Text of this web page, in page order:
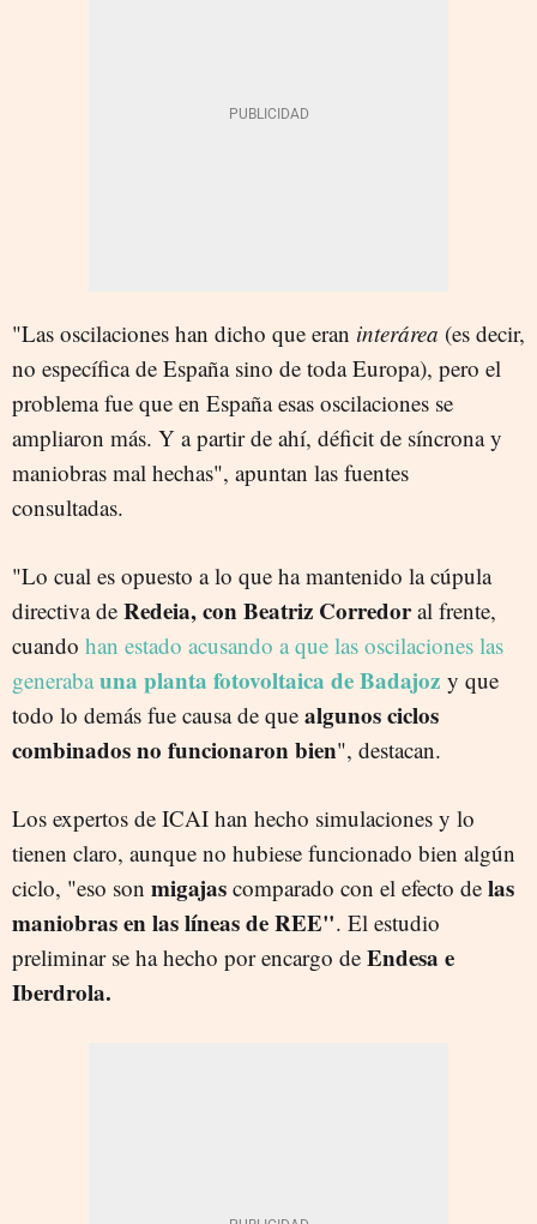
"Las oscilaciones han dicho que eran interárea (es decir,
no específica de España sino de toda Europa), pero el
problema fue que en España esas oscilaciones se
ampliaron más. Y a partir de ahí, déficit de síncrona y
maniobras mal hechas", apuntan las fuentes
consultadas.
"Lo cual es opuesto a lo que ha mantenido la cúpula
directiva de Redeia, con Beatriz Corredoral frente,
cuando han estado acusando a que las oscilaciones las
generabauna planta fotovoltaica de Badajoz y que
todo lo demás fue causa de que algunos ciclos
combinados no funcionaron bien", destacan.
Los expertos de ICAI han hecho simulaciones y lo
tienen claro, aunque no hubiese funcionado bien algún
ciclo, "eso son migajas comparado con el efecto de las
maniobras en las líneas de REE". El estudio
preliminar se ha hecho por encargo de Endesa e
Iberdrola.